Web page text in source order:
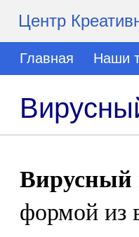
Центр
Главная Наши
Вирусный
формой из